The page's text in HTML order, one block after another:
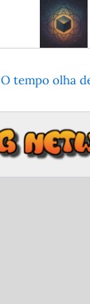
O tempo olha